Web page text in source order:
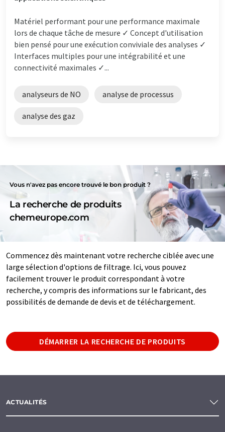
Matériel performant pour une performance maximale
lors de chaque tâche de mesure ✓ Concept d'utilisation
bien pensé pour une exécution conviviale des analyses ✓
Interfaces multiples pour une intégrabilité et une
connectivité maximales ✓...
analyseurs de NO analyse de processus
analyse des gaz
Vous n'avez pas encore trouvé le bon produit ?
La recherche de produits
chemeurope.com
Commencez dès maintenant votre recherche ciblée avec une
large sélection d'options de filtrage. Ici, vous pouvez
facilement trouver le produit correspondant à votre
recherche, y compris des informations sur le fabricant, des
possibilités de demande de devis et de téléchargement.
DÉMARRER LA RECHERCHE DE PRODUITS
ACTUALITÉS